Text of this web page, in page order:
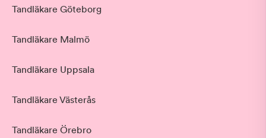
Tandläkare Göteborg
Tandläkare Malmö
Tandläkare Uppsala
Tandläkare Västerås
Tandläkare Örebro